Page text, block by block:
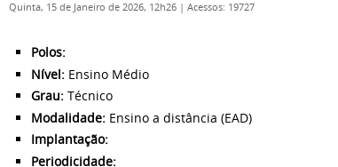
Quinta, 15 de Janeiro de 2026, 12h26 | Acessos: 19727
Polos:
Nível: Ensino Médio
Grau: Técnico
Modalidade: Ensino a distância (EAD)
Implantação:
Periodicidade: